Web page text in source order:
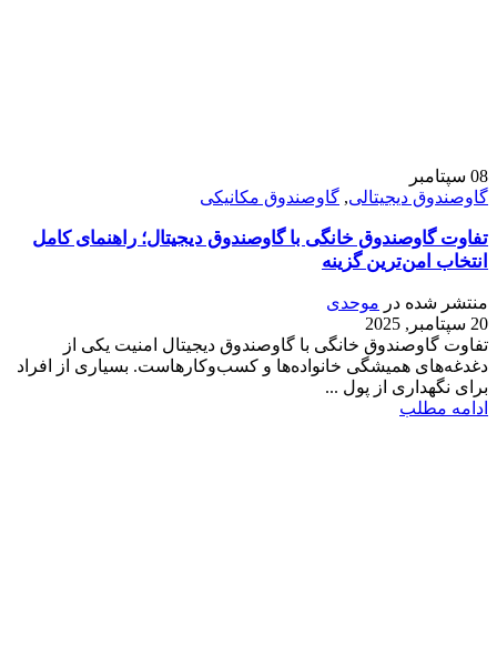
08 سپتامبر
گاوصندوق دیجیتالی, گاوصندوق مکانیکی
تفاوت گاوصندوق خانگی با گاوصندوق دیجیتال؛ راهنمای کامل
انتخاب امن‌ترین گزینه
منتشر شده در موحدی
20 سپتامبر, 2025
تفاوت گاوصندوق خانگی با گاوصندوق دیجیتال امنیت یکی از
دغدغه‌های همیشگی خانواده‌ها و کسب‌وکارهاست. بسیاری از افراد
برای نگهداری از پول ...
ادامه مطلب